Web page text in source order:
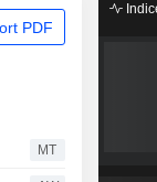
PDF
MT